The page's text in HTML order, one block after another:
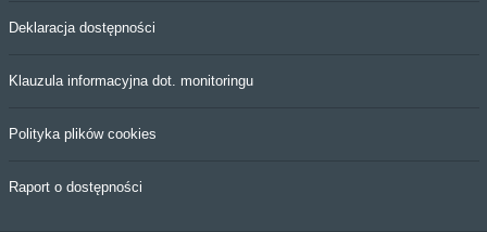
Deklaracja dostępności
Klauzula informacyjna dot. monitoringu
Polityka plików cookies
Raport o dostępności